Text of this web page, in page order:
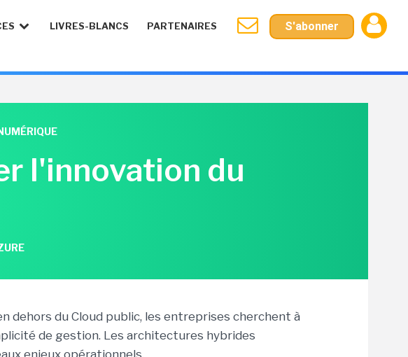
LIVRES-BLANCS PARTENAIRES S'abonner
l'innovation du
dehors du Cloud public, les entreprises cherchent à
de gestion. Les architectures hybrides
enjeux opérationnels.